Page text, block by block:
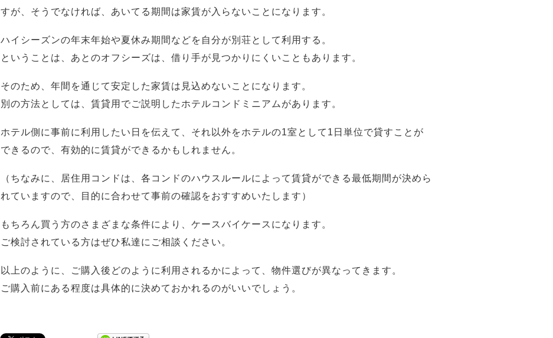
すが、そうでなければ、あいてる期間は家賃が入らないことになります。
ハイシーズンの年末年始や夏休み期間などを自分が別荘として利用する。
ということは、あとのオフシーズは、借り手が見つかりにくいこともあります。
そのため、年間を通じて安定した家賃は見込めないことになります。
別の方法としては、賃貸用でご説明したホテルコンドミニアムがあります。
ホテル側に事前に利用したい日を伝えて、それ以外をホテルの1室として1日単位で貸すことが
できるので、有効的に賃貸ができるかもしれません。
（ちなみに、居住用コンドは、各コンドのハウスルールによって賃貸ができる最低期間が決めら
れていますので、目的に合わせて事前の確認をおすすめいたします）
もちろん買う方のさまざまな条件により、ケースバイケースになります。
ご検討されている方はぜひ私達にご相談ください。
以上のように、ご購入後どのように利用されるかによって、物件選びが異なってきます。
ご購入前にある程度は具体的に決めておかれるのがいいでしょう。